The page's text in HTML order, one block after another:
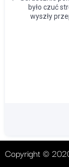
Copyright ©